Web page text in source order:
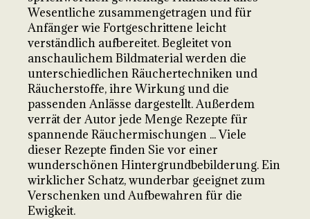
Wesentliche zusammengetragen und für
Anfänger wie Fortgeschrittene leicht
verständlich aufbereitet. Begleitet von
anschaulichem Bildmaterial werden die
unterschiedlichen Räuchertechniken und
Räucherstoffe, ihre Wirkung und die
passenden Anlässe dargestellt. Außerdem
verrät der Autor jede Menge Rezepte für
spannende Räuchermischungen ... Viele
dieser Rezepte finden Sie vor einer
wunderschönen Hintergrundbebilderung. Ein
wirklicher Schatz, wunderbar geeignet zum
Verschenken und Aufbewahren für die
Ewigkeit.